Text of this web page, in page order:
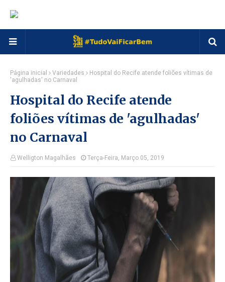
Página inicial Variedades
Hospital do Recife atende foliões vítimas de
'agulhadas' no Carnaval
Hospital do Recife atende
foliões vítimas de 'agulhadas'
no Carnaval
Welligton Magalhães Terça-Feira, Março 05, 2019